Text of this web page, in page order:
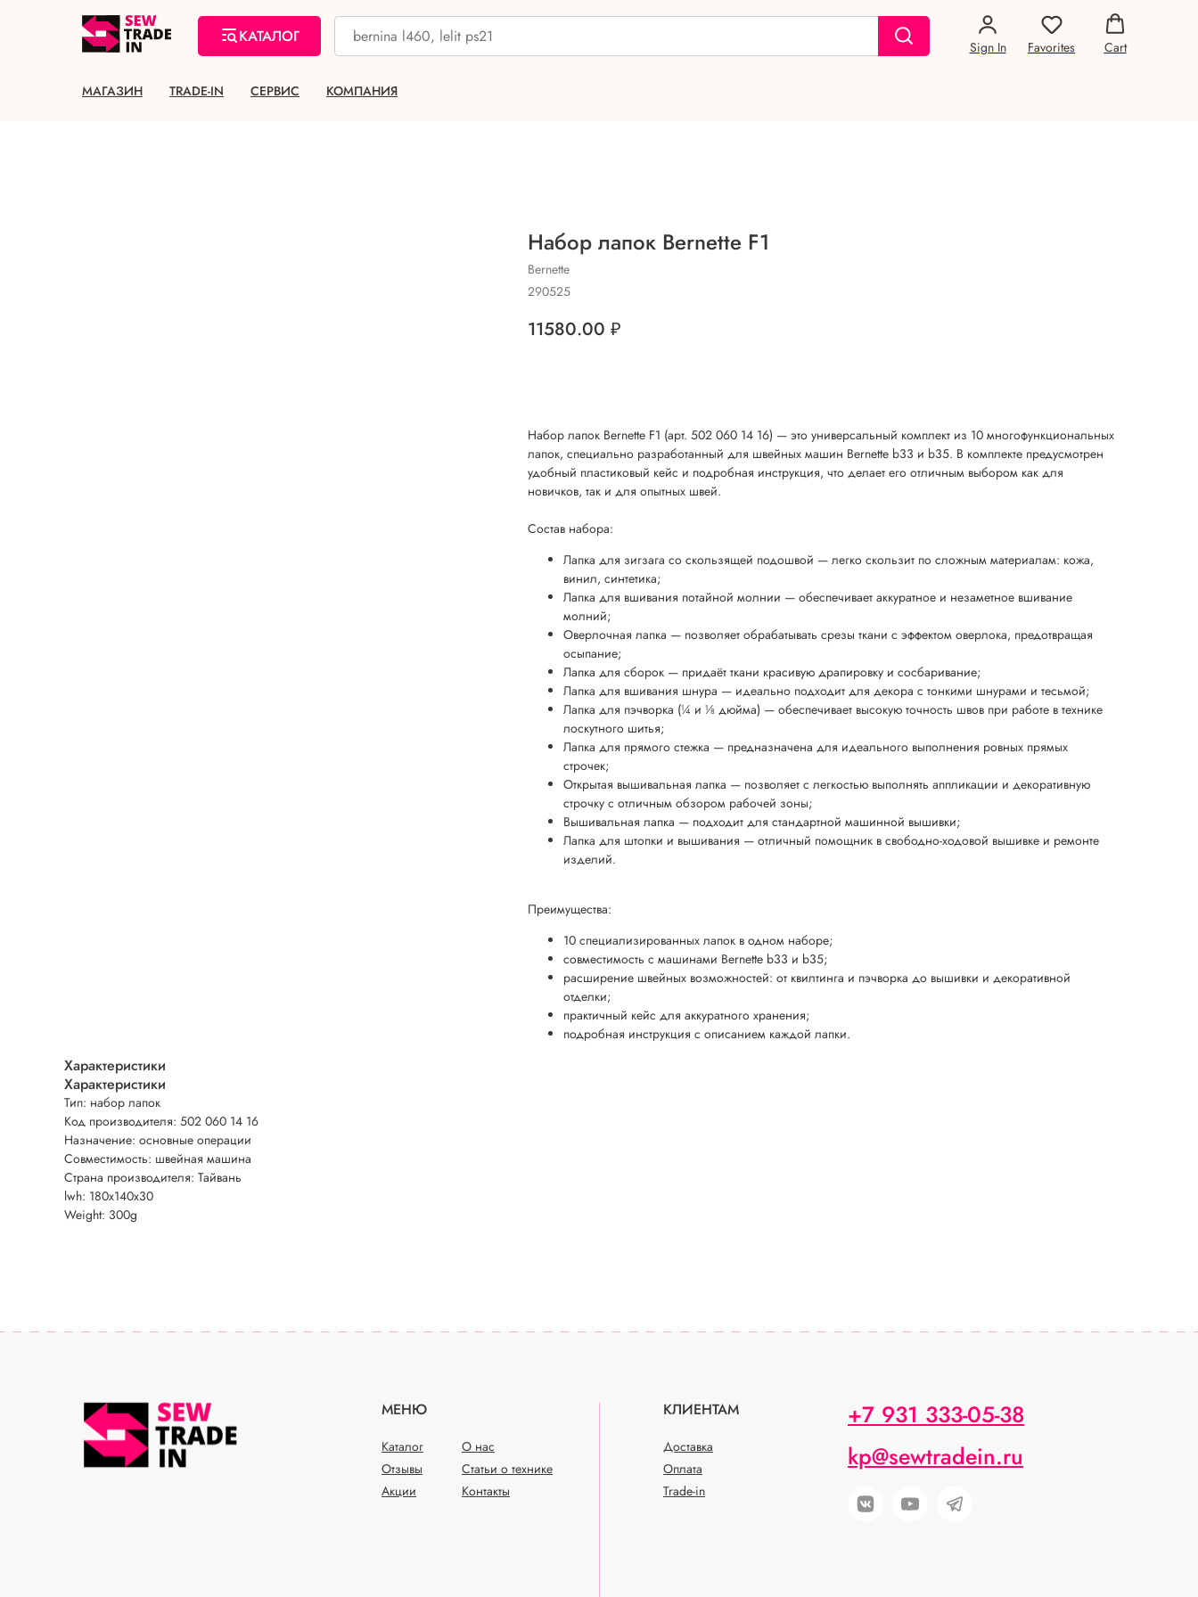
КАТАЛОГ
Sign In Favorites Cart
МАГАЗИН TRADE-IN СЕРВИС КОМПАНИЯ
Набор лапок Bernette F1
Bernette
290525
11580.00 ₽
Набор лапок Bernette F1 (арт. 502 060 14 16) — это универсальный комплект из 10 многофункциональных
лапок, специально разработанный для швейных машин Bernette b33 и b35. В комплекте предусмотрен
удобный пластиковый кейс и подробная инструкция, что делает его отличным выбором как для
новичков, так и для опытных швей.
Состав набора:
Лапка для зигзага со скользящей подошвой — легко скользит по сложным материалам: кожа,
винил, синтетика;
Лапка для вшивания потайной молнии — обеспечивает аккуратное и незаметное вшивание
молний;
Оверлочная лапка — позволяет обрабатывать срезы ткани с эффектом оверлока, предотвращая
осыпание;
Лапка для сборок — придаёт ткани красивую драпировку и сосбаривание;
Лапка для вшивания шнура — идеально подходит для декора с тонкими шнурами и тесьмой;
Лапка для пэчворка (¼ и ⅛ дюйма) — обеспечивает высокую точность швов при работе в технике
лоскутного шитья;
Лапка для прямого стежка — предназначена для идеального выполнения ровных прямых
строчек;
Открытая вышивальная лапка — позволяет с легкостью выполнять аппликации и декоративную
строчку с отличным обзором рабочей зоны;
Вышивальная лапка — подходит для стандартной машинной вышивки;
Лапка для штопки и вышивания — отличный помощник в свободно-ходовой вышивке и ремонте
изделий.
Преимущества:
10 специализированных лапок в одном наборе;
совместимость с машинами Bernette b33 и b35;
расширение швейных возможностей: от квилтинга и пэчворка до вышивки и декоративной
отделки;
практичный кейс для аккуратного хранения;
подробная инструкция с описанием каждой лапки.
Характеристики
Характеристики
Тип: набор лапок
Код производителя: 502 060 14 16
Назначение: основные операции
Совместимость: швейная машина
Страна производителя: Тайвань
lwh: 180x140x30
Weight: 300g
МЕНЮ КЛИЕНТАМ
Каталог О нас
Доставка
Статьи о технике
Оплата
Отзывы
Акции
Контакты Trade-in
+7 931 333-05-38
kp@sewtradein.ru